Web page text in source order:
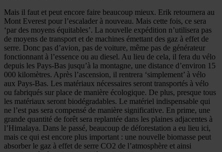
Mais il faut et peut encore faire beaucoup mieux. Erik retournera au
Mont Everest pour l’escalader à nouveau. Mais cette fois, ce sera
‘par des moyens équitables’. La nouvelle expédition n’utilisera pas
de moyens de transport et de machines émettant des gaz à effet de
serre. Donc pas d’avion, pas de voiture, même pas de générateur
fonctionnant à l’essence ou au diesel. Au lieu de cela, il fera du vélo
depuis les Pays-Bas jusqu’à la montagne, une distance d’environ 15
000 kilomètres. Après l’ascension, il rentrera ‘simplement’ à vélo
aux Pays-Bas. Les matériaux nécessaires seront transportés à vélo
ou fabriqués sur place de manière écologique. De plus, presque tous
les matériaux seront biodégradables. Le matériel indispensable qui
ne l’est pas sera compensé de manière significative. En prime, une
grande quantité de forêt sera replantée dans les plaines adjacentes à
l’Himalaya. Dans le passé, beaucoup de déforestation a eu lieu ici,
mais ce qui est encore plus important : une nouvelle biomasse peut
absorber le gaz à effet de serre CO2 de l’atmosphère et ainsi